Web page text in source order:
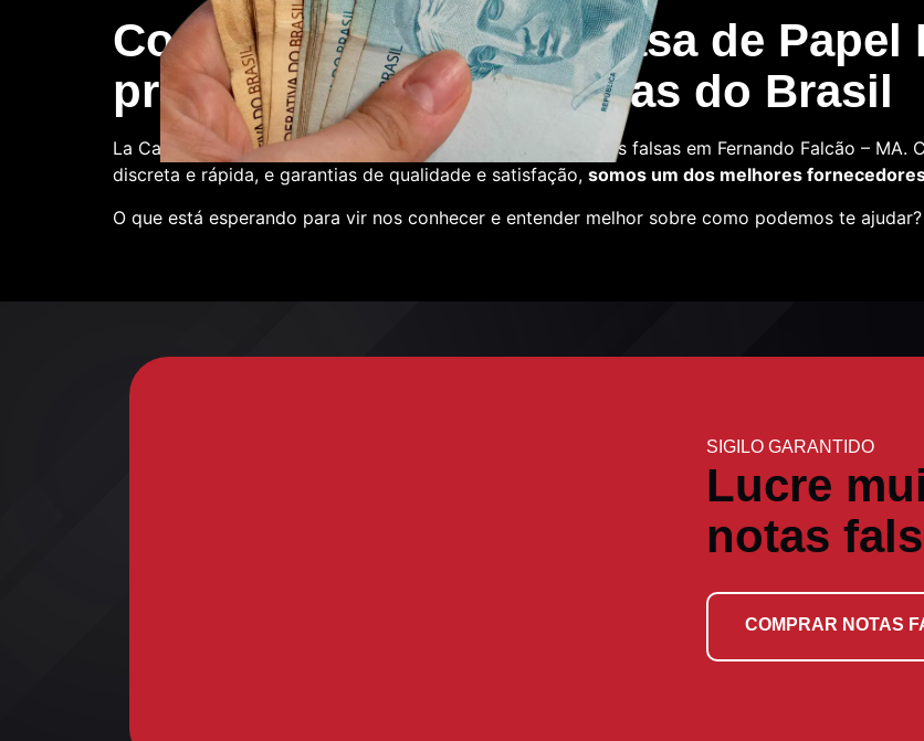
Compre conosco: La Casa de Papel
produtora de notas falsas do Brasil
La Casa de Papel Fakes é o melhor lugar para comprar notas falsas em Fernando Falcão –
discreta e rápida, e garantias de qualidade e satisfação, somos um dos melhores
O que está esperando para vir nos conhecer e entender melhor sobre como podemos te ajudar?
SIGILO GARANTIDO
Lucre
notas
COMPRAR NOTAS